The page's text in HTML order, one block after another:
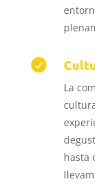

La
hasta